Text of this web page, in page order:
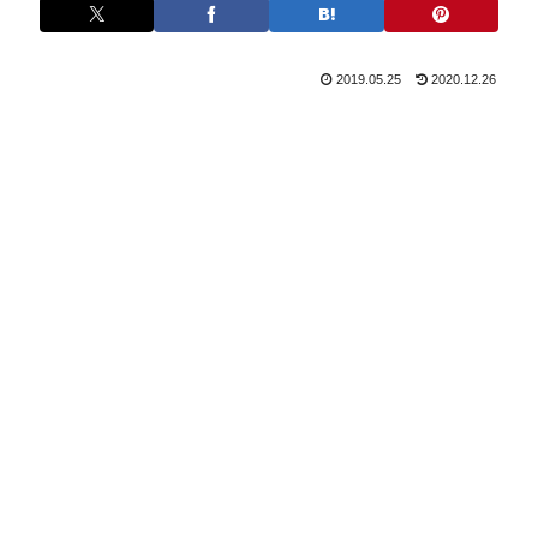
2019.05.25 2020.12.26